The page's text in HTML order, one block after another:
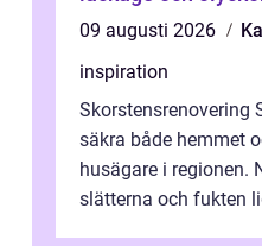
09 augusti 2026
inspiration
Skorstensrenovering
säkra både hemmet
husägare i regionen.
slätterna och fukten